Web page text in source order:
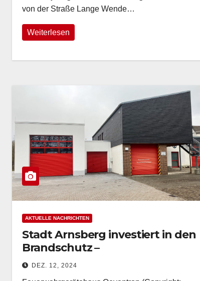
von der Straße Lange Wende…
Weiterlesen
AKTUELLE NACHRICHTEN
Stadt Arnsberg investiert in den
Brandschutz –
Feuerwehrgerätehaus
DEZ. 12, 2024